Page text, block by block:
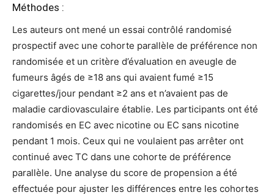
Méthodes :
Les auteurs ont mené un essai contrôlé randomisé
prospectif avec une cohorte parallèle de préférence non
randomisée et un critère d’évaluation en aveugle de
fumeurs âgés de ≥18 ans qui avaient fumé ≥15
cigarettes/jour pendant ≥2 ans et n’avaient pas de
maladie cardiovasculaire établie. Les participants ont été
randomisés en EC avec nicotine ou EC sans nicotine
pendant 1 mois. Ceux qui ne voulaient pas arrêter ont
continué avec TC dans une cohorte de préférence
parallèle. Une analyse du score de propension a été
effectuée pour ajuster les différences entre les cohortes